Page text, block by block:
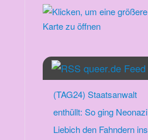
queer.de Feed
(TAG24) Staatsanwalt
enthüllt: So ging Neonazi
Liebich den Fahndern ins